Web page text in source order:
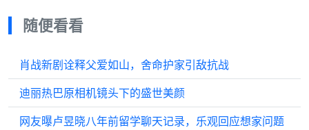
随便看看
肖战新剧诠释父爱如山，舍命护家引敌抗战
迪丽热巴原相机镜头下的盛世美颜
网友曝卢昱晓八年前留学聊天记录，乐观回应想家问题